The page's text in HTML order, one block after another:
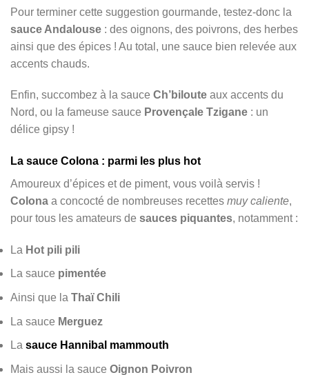
Pour terminer cette suggestion gourmande, testez-donc la
sauce Andalouse : des oignons, des poivrons, des herbes
ainsi que des épices ! Au total, une sauce bien relevée aux
accents chauds.
Enfin, succombez à la sauce Ch’biloute aux accents du
Nord, ou la fameuse sauce Provençale Tzigane : un
délice gipsy !
La sauce Colona : parmi les plus hot
Amoureux d’épices et de piment, vous voilà servis !
Colona a concocté de nombreuses recettes muy caliente,
pour tous les amateurs de sauces piquantes, notamment :
La Hot pili pili
La sauce pimentée
Ainsi que la Thaï Chili
La sauce Merguez
La sauce Hannibal mammouth
Mais aussi la sauce Oignon Poivron